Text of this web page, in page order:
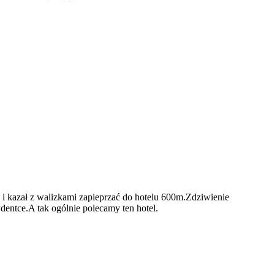
kazał z walizkami zapieprzać do hotelu 600m.Zdziwienie
tak ogólnie polecamy ten hotel.